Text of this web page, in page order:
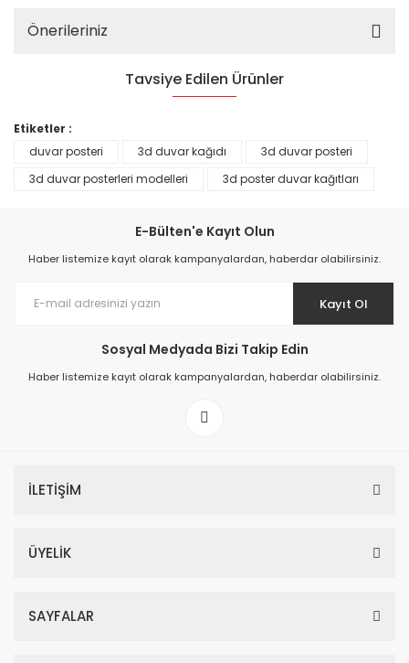
Önerileriniz
Tavsiye Edilen Ürünler
Etiketler :
duvar posteri
3d duvar kağıdı
3d duvar posteri
3d duvar posterleri modelleri
3d poster duvar kağıtları
E-Bülten'e Kayıt Olun
Haber listemize kayıt olarak kampanyalardan, haberdar olabilirsiniz.
Kayıt Ol
Sosyal Medyada Bizi Takip Edin
Haber listemize kayıt olarak kampanyalardan, haberdar olabilirsiniz.
İLETİŞİM
ÜYELİK
SAYFALAR